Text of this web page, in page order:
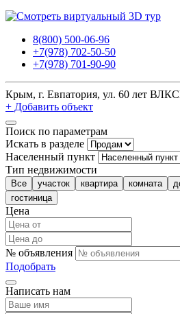
8(800) 500-06-96
+7(978) 702-50-50
+7(978) 701-90-90
Крым, г. Евпатория, ул. 60 лет
+ Добавить объект
Поиск по параметрам
Искать в разделе
Населенный пункт
Тип недвижимости
Все участок квартира комната
гостиница
Цена
№ объявления
Подобрать
Написать нам